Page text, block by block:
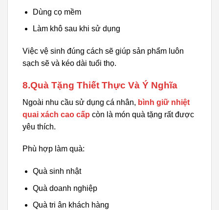
Dùng cọ mềm
Làm khô sau khi sử dụng
Việc vệ sinh đúng cách sẽ giúp sản phẩm luôn
sạch sẽ và kéo dài tuổi thọ.
8.Quà Tặng Thiết Thực Và Ý Nghĩa
Ngoài nhu cầu sử dụng cá nhân, bình giữ nhiệt
quai xách cao cấp còn là món quà tặng rất được
yêu thích.
Phù hợp làm quà:
Quà sinh nhật
Quà doanh nghiệp
Quà tri ân khách hàng